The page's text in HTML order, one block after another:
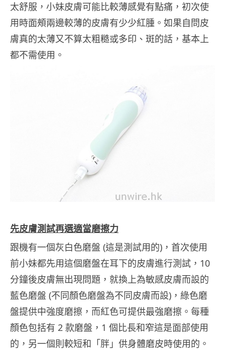
太舒服，小妹皮膚可能比較薄感覺有點痛，初次使
用時面頰兩邊較薄的皮膚有少少紅腫。如果自問皮
膚真的太薄又不算太粗糙或多印、斑的話，基本上
都不需使用。
先皮膚測試再選適當磨擦力
跟機有一個灰白色磨盤 (這是測試用的)，首次使用
前小妹都先用這個磨盤在耳下的皮膚進行測試，10
分鐘後皮膚無出現問題，就換上為敏感皮膚而設的
藍色磨盤 (不同顏色磨盤為不同皮膚而設)，綠色磨
盤提供中強度磨擦，而紅色可提供最強磨擦。每種
顏色包括有 2 款磨盤，1 個比長和窄這是面部使用
的，另一個則較短和「胖」供身體磨皮時使用的。